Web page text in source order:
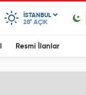
ISTANBUL
28° AÇIK
Resmi İlanlar